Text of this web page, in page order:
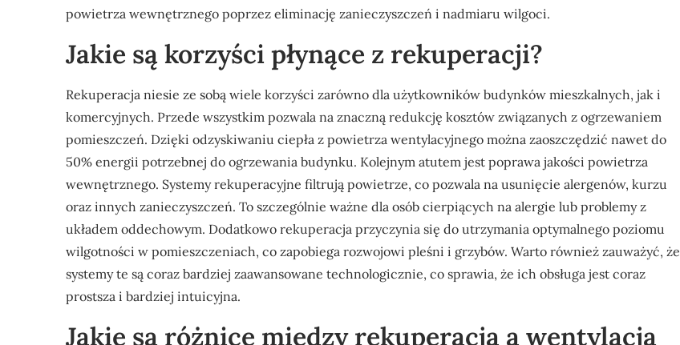
powietrza wewnętrznego poprzez eliminację zanieczyszczeń i nadmiaru wilgoci.
Jakie są korzyści płynące z rekuperacji?
Rekuperacja niesie ze sobą wiele korzyści zarówno dla użytkowników budynków mieszkalnych, jak i
komercyjnych. Przede wszystkim pozwala na znaczną redukcję kosztów związanych z ogrzewaniem
pomieszczeń. Dzięki odzyskiwaniu ciepła z powietrza wentylacyjnego można zaoszczędzić nawet do
50% energii potrzebnej do ogrzewania budynku. Kolejnym atutem jest poprawa jakości powietrza
wewnętrznego. Systemy rekuperacyjne filtrują powietrze, co pozwala na usunięcie alergenów, kurzu
oraz innych zanieczyszczeń. To szczególnie ważne dla osób cierpiących na alergie lub problemy z
układem oddechowym. Dodatkowo rekuperacja przyczynia się do utrzymania optymalnego poziomu
wilgotności w pomieszczeniach, co zapobiega rozwojowi pleśni i grzybów. Warto również zauważyć, że
systemy te są coraz bardziej zaawansowane technologicznie, co sprawia, że ich obsługa jest coraz
prostsza i bardziej intuicyjna.
Jakie są różnice między rekuperacją a wentylacją